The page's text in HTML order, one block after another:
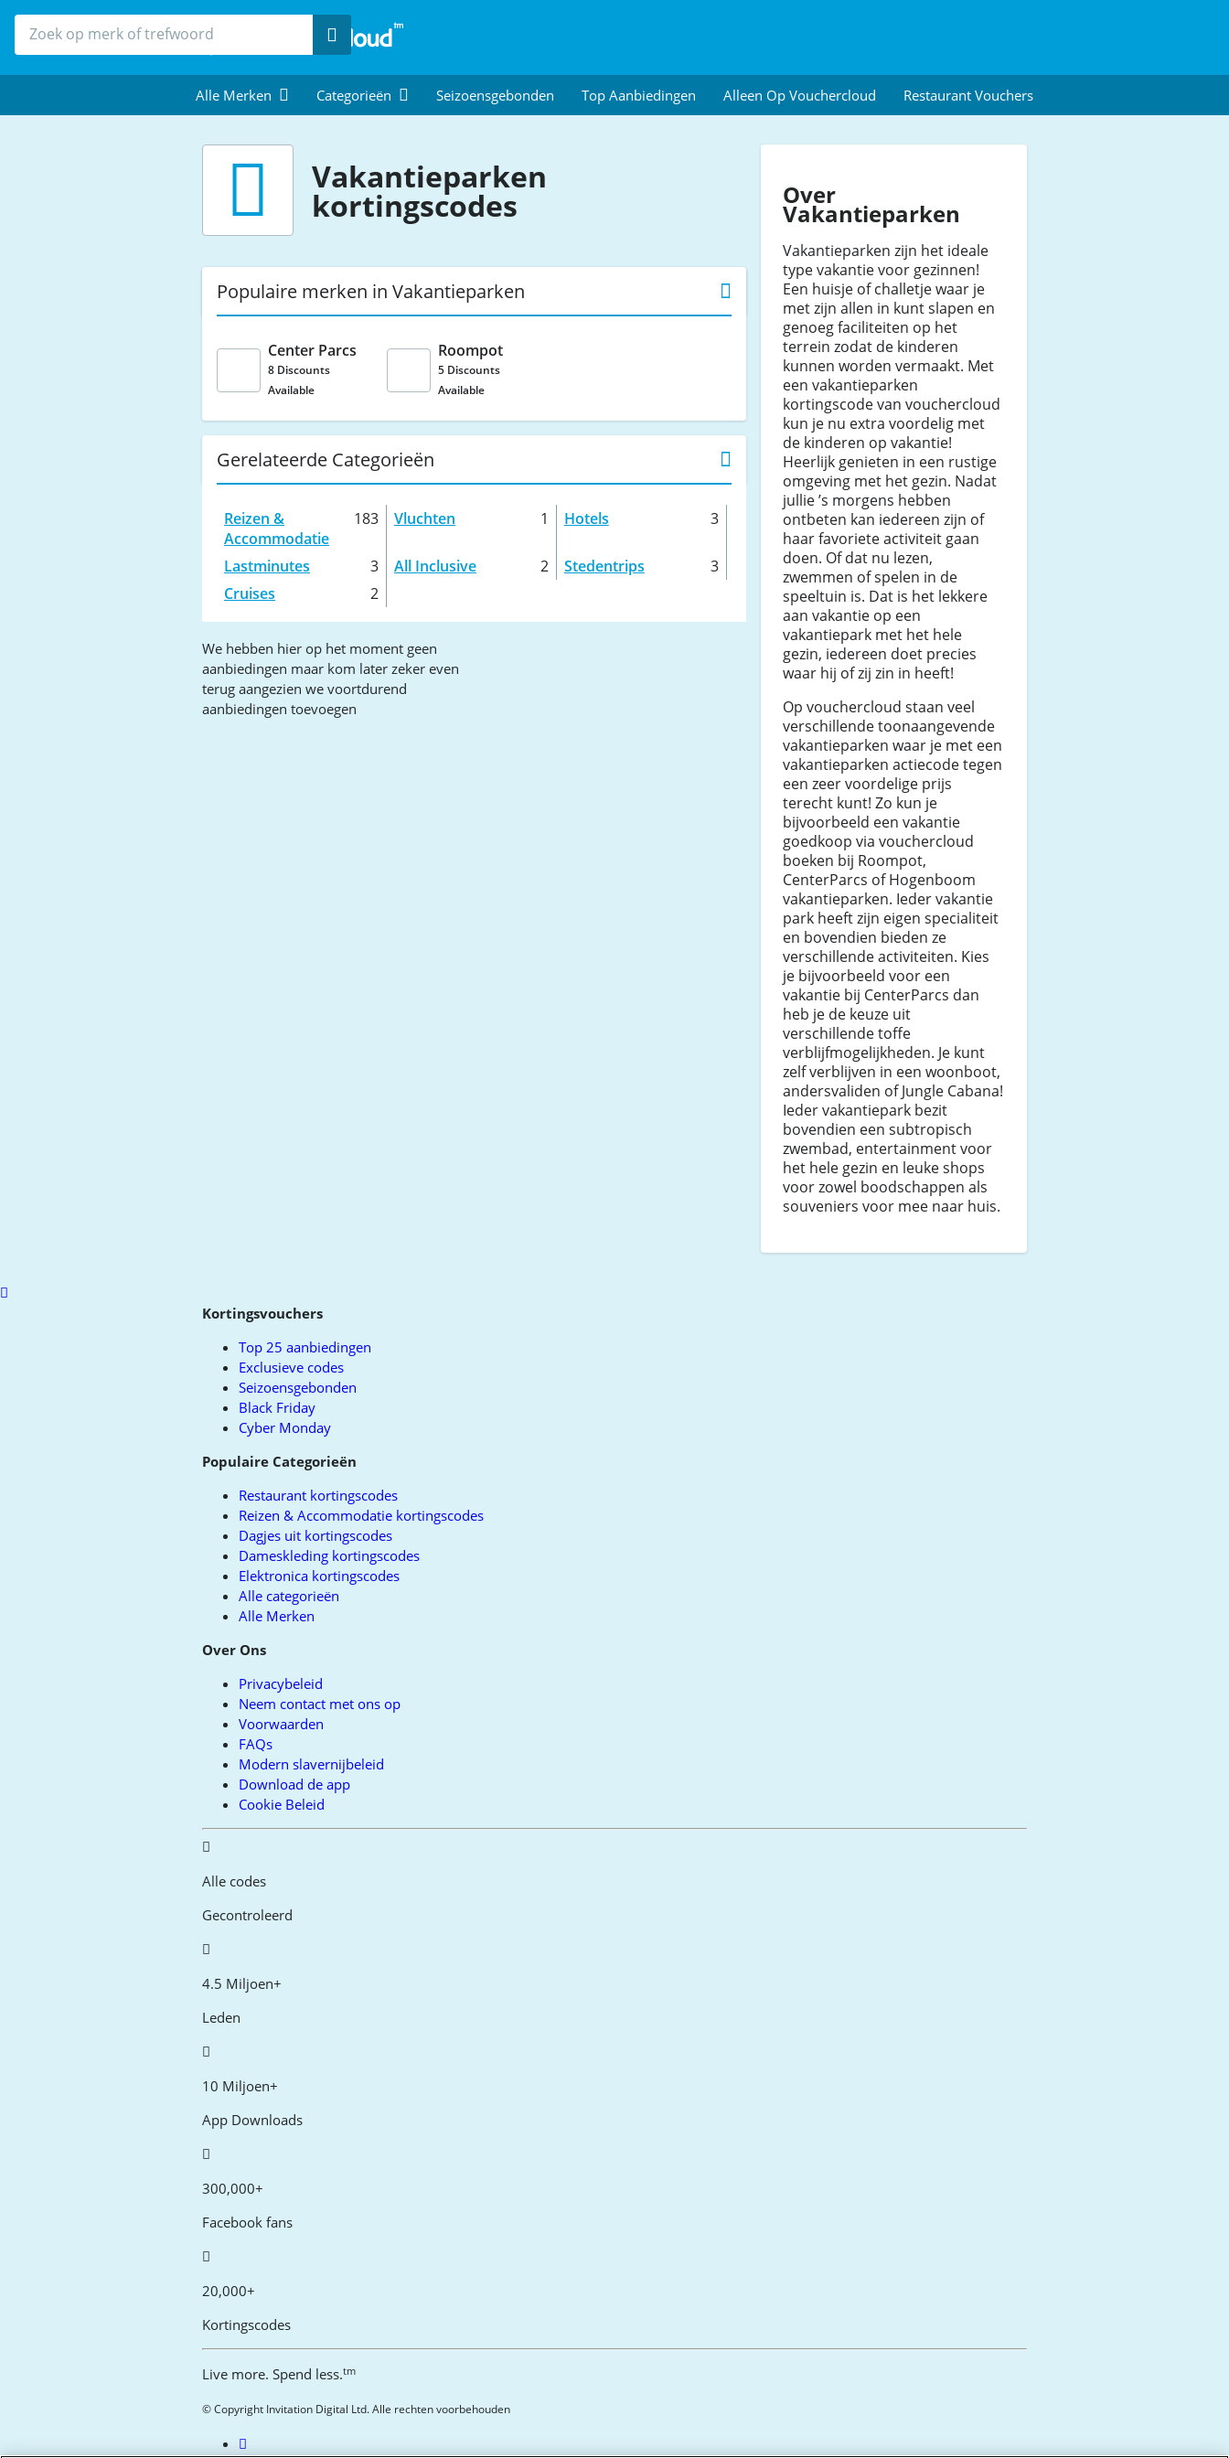
Zoek
Alle Merken Categorieën Seizoensgebonden Top Aanbiedingen Alleen Op Vouchercloud Restaurant Vouchers
Vakantieparken
kortingscodes
Populaire merken in Vakantieparken
Center Parcs
8 Discounts
Available
Roompot
5 Discounts
Available
Gerelateerde Categorieën
Reizen &
Accommodatie
183 Vluchten 1 Hotels 3
Lastminutes 3 All Inclusive 2 Stedentrips
3
Cruises
2
We hebben hier op het moment geen
aanbiedingen maar kom later zeker even
terug aangezien we voortdurend
aanbiedingen toevoegen
Over
Vakantieparken
Vakantieparken zijn het ideale
type vakantie voor gezinnen!
Een huisje of challetje waar je
met zijn allen in kunt slapen en
genoeg faciliteiten op het
terrein zodat de kinderen
kunnen worden vermaakt. Met
een vakantieparken
kortingscode van vouchercloud
kun je nu extra voordelig met
de kinderen op vakantie!
Heerlijk genieten in een rustige
omgeving met het gezin. Nadat
jullie ’s morgens hebben
ontbeten kan iedereen zijn of
haar favoriete activiteit gaan
doen. Of dat nu lezen,
zwemmen of spelen in de
speeltuin is. Dat is het lekkere
aan vakantie op een
vakantiepark met het hele
gezin, iedereen doet precies
waar hij of zij zin in heeft!
Op vouchercloud staan veel
verschillende toonaangevende
vakantieparken waar je met een
vakantieparken actiecode tegen
een zeer voordelige prijs
terecht kunt! Zo kun je
bijvoorbeeld een vakantie
goedkoop via vouchercloud
boeken bij Roompot,
CenterParcs of Hogenboom
vakantieparken. Ieder vakantie
park heeft zijn eigen specialiteit
en bovendien bieden ze
verschillende activiteiten. Kies
je bijvoorbeeld voor een
vakantie bij CenterParcs dan
heb je de keuze uit
verschillende toffe
verblijfmogelijkheden. Je kunt
zelf verblijven in een woonboot,
andersvaliden of Jungle Cabana!
Ieder vakantiepark bezit
bovendien een subtropisch
zwembad, entertainment voor
het hele gezin en leuke shops
voor zowel boodschappen als
souveniers voor mee naar huis.
Scroll
Kortingsvouchers
Top 25 aanbiedingen
Exclusieve codes
Seizoensgebonden
Black Friday
Cyber Monday
Populaire Categorieën
Restaurant kortingscodes
Reizen & Accommodatie kortingscodes
Dagjes uit kortingscodes
Dameskleding kortingscodes
Elektronica kortingscodes
Alle categorieën
Alle Merken
Over Ons
Privacybeleid
Neem contact met ons op
Voorwaarden
FAQs
Modern slavernijbeleid
Download de app
Cookie Beleid
Alle codes
Gecontroleerd
4.5 Miljoen+
Leden
10 Miljoen+
App Downloads
300,000+
Facebook fans
20,000+
Kortingscodes
Live more. Spend less.tm
© Copyright Invitation Digital Ltd. Alle rechten voorbehouden